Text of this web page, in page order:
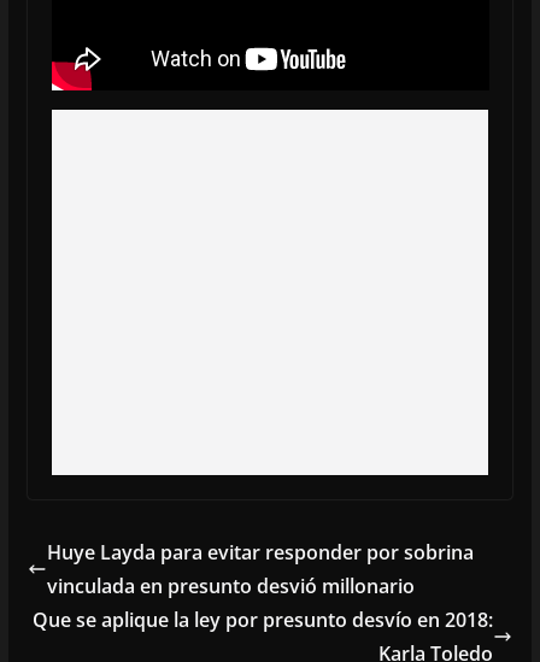
Huye Layda para evitar responder por sobrina
vinculada en presunto desvió millonario
Que se aplique la ley por presunto desvío en 2018:
Karla Toledo